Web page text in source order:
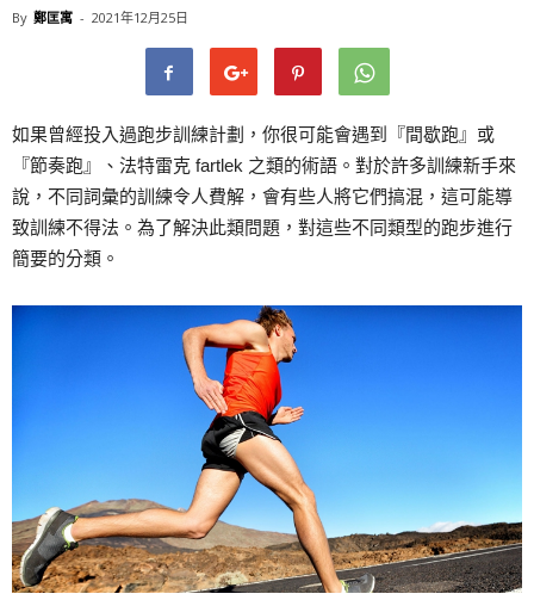
By 鄭匡寓 - 2021年12月25日
如果曾經投入過跑步訓練計劃，你很可能會遇到『間歇跑』或
『節奏跑』、法特雷克 fartlek 之類的術語。對於許多訓練新手來
說，不同詞彙的訓練令人費解，會有些人將它們搞混，這可能導
致訓練不得法。為了解決此類問題，對這些不同類型的跑步進行
簡要的分類。